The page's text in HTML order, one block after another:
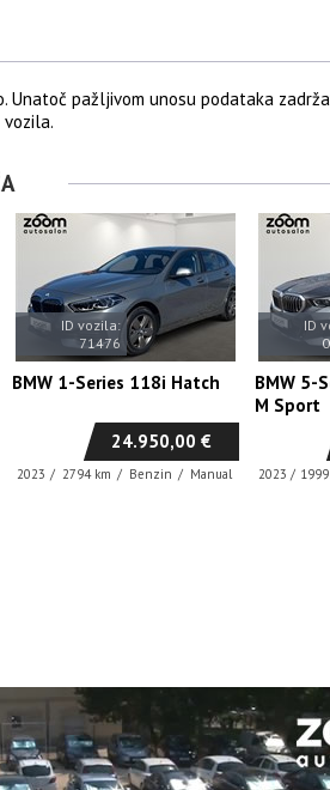
Unatoč pažljivom unosu podataka
ID vozila:
71476
BMW 1-Series 118i Hatch
24.950,00 €
2023 / 2794 km / Benzin / Manual
ID
BMW 5-
M Sport
2023 /